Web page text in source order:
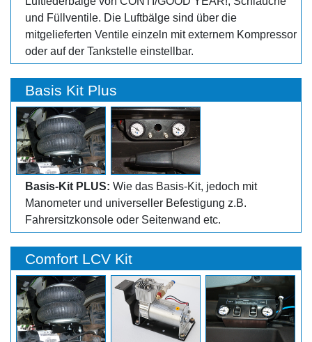
und Füllventile. Die Luftbälge sind über die
mitgelieferten Ventile einzeln mit externem Kompressor
oder auf der Tankstelle einstellbar.
Basis Kit Plus
Basis-Kit PLUS: Wie das Basis-Kit, jedoch mit
Manometer und universeller Befestigung z.B.
Fahrersitzkonsole oder Seitenwand etc.
Comfort LCV Kit